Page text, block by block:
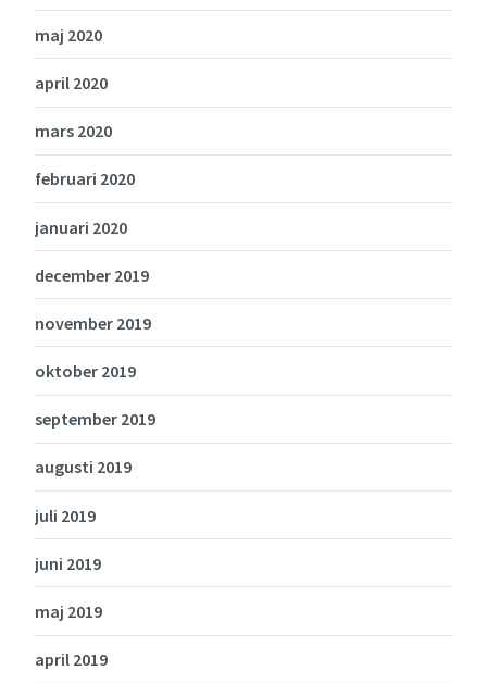
maj 2020
april 2020
mars 2020
februari 2020
januari 2020
december 2019
november 2019
oktober 2019
september 2019
augusti 2019
juli 2019
juni 2019
maj 2019
april 2019